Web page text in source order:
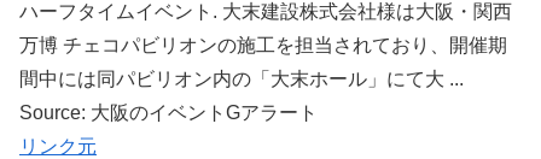
ハーフタイムイベント. 大末建設株式会社様は大阪・関西
万博 チェコパビリオンの施工を担当されており、開催期
間中には同パビリオン内の「大末ホール」にて大 ...
Source: 大阪のイベントGアラート
リンク元